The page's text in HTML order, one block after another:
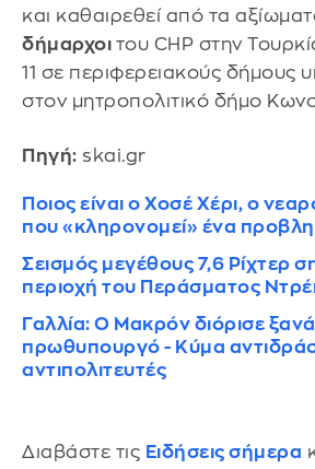
και καθαιρεθεί από τα
δήμαρχοι του CHP στην
11 σε περιφερειακούς δήμους
στον μητροπολιτικό δήμο
Πηγή: skai.gr
Ποιος είναι ο Χοσέ Χέρι, ο
που «κληρονομεί» ένα
Σεισμός μεγέθους 7,6 Ρίχτερ
περιοχή του Περάσματος
Γαλλία: Ο Μακρόν διόρισε
πρωθυπουργό - Κύμα
αντιπολιτευτές
Διαβάστε τις Ειδήσεις σήμερα